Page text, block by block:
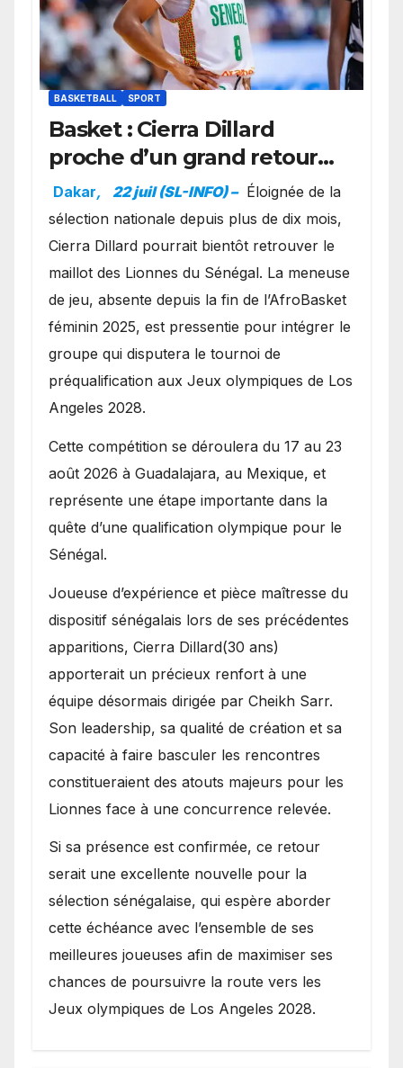
BASKETBALL SPORT
Basket : Cierra Dillard
proche d’un grand retour
avec les Lionnes ?
Dakar, 22 juil (SL-INFO) – Éloignée de la
sélection nationale depuis plus de dix mois,
Cierra Dillard pourrait bientôt retrouver le
maillot des Lionnes du Sénégal. La meneuse
de jeu, absente depuis la fin de l’AfroBasket
féminin 2025, est pressentie pour intégrer le
groupe qui disputera le tournoi de
préqualification aux Jeux olympiques de Los
Angeles 2028.
Cette compétition se déroulera du 17 au 23
août 2026 à Guadalajara, au Mexique, et
représente une étape importante dans la
quête d’une qualification olympique pour le
Sénégal.
Joueuse d’expérience et pièce maîtresse du
dispositif sénégalais lors de ses précédentes
apparitions, Cierra Dillard(30 ans)
apporterait un précieux renfort à une
équipe désormais dirigée par Cheikh Sarr.
Son leadership, sa qualité de création et sa
capacité à faire basculer les rencontres
constitueraient des atouts majeurs pour les
Lionnes face à une concurrence relevée.
Si sa présence est confirmée, ce retour
serait une excellente nouvelle pour la
sélection sénégalaise, qui espère aborder
cette échéance avec l’ensemble de ses
meilleures joueuses afin de maximiser ses
chances de poursuivre la route vers les
Jeux olympiques de Los Angeles 2028.